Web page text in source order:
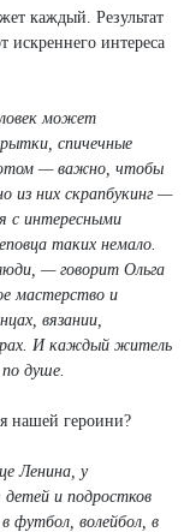
каждый. Результат
искреннего интереса
может
спичечные
— важно, чтобы
из них скрапбукинг —
с интересными
таких немало.
— говорит Ольга
мастерство и
вязании,
И каждый житель
душе.
нашей героини?
Ленина, у
и подростков
футбол, волейбол, в